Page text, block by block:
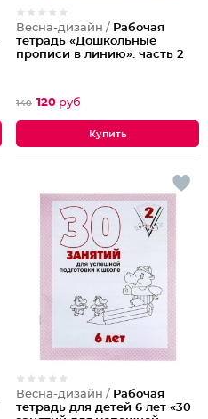
Весна-дизайн / Рабочая
тетрадь «Дошкольные
прописи в линию». часть 2
140 120 руб
Весна-дизайн / Рабочая
тетрадь для детей 6 лет «30